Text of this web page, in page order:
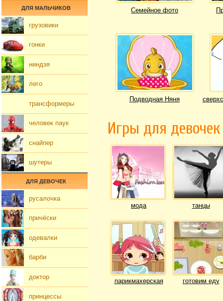
Семейное фото
Подводная Няня
Игры для девочек
мода танцы
парикмахерская готовим еду
ДЛЯ МАЛЬЧИКОВ
грузовики
гонки
ниндзя
лего
трансформеры
человек паук
снайпер
шутеры
ДЛЯ ДЕВОЧЕК
русалочка
причёски
одевалки
барби
доктор
принцессы